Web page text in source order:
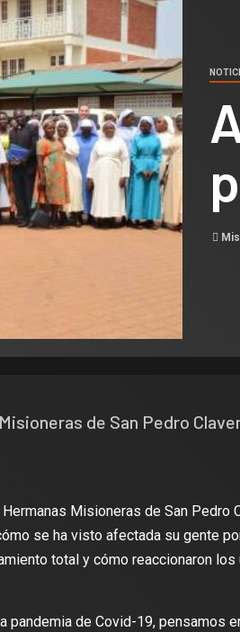
de San Pedro
Misioneras de San Pedro
se ha visto afectada su gente
total y cómo reaccionaron los
pandemia de Covid-19, pensamos